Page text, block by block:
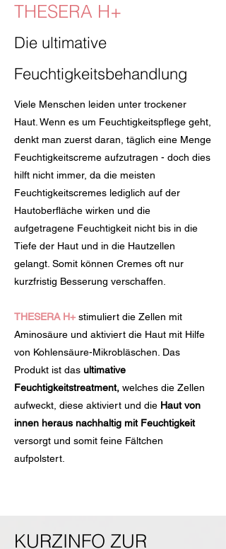
THESERA H+
Die ultimative
Feuchtigkeitsbehandlung
Viele Menschen leiden unter trockener
Haut. Wenn es um Feuchtigkeitspflege geht,
denkt man zuerst daran, täglich eine Menge
Feuchtigkeitscreme aufzutragen - doch dies
hilft nicht immer, da die meisten
Feuchtigkeitscremes lediglich auf der
Hautoberfläche wirken und die
aufgetragene Feuchtigkeit nicht bis in die
Tiefe der Haut und in die Hautzellen
gelangt. Somit können Cremes oft nur
kurzfristig Besserung verschaffen.
THESERA H+ stimuliert die Zellen mit
Aminosäure und aktiviert die Haut mit Hilfe
von Kohlensäure-Mikrobläschen. Das
Produkt ist das ultimative
Feuchtigkeitstreatment, welches die Zellen
aufweckt, diese aktiviert und die Haut von
innen heraus nachhaltig mit Feuchtigkeit
versorgt und somit feine Fältchen
aufpolstert.
KURZINFO ZUR